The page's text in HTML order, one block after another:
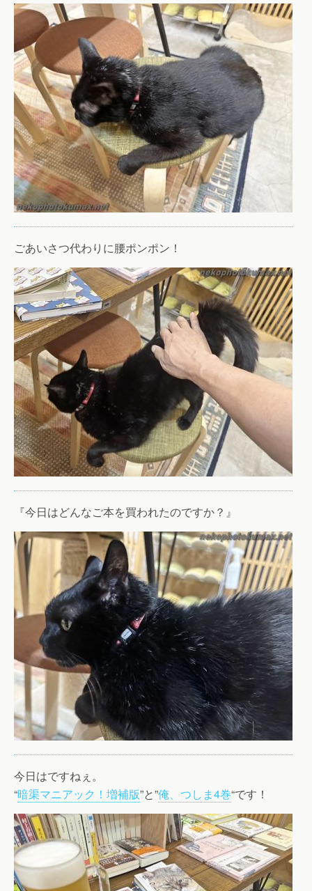
ごあいさつ代わりに腰ポンポン！
『今日はどんなご本を買われたのですか？』
今日はですねぇ。
“暗渠マニアック！増補版”と”俺、つしま4巻“です！